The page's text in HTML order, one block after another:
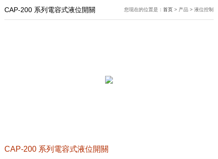
CAP-200 系列電容式液位開關 您现在的位置是：首页 > 产品 > 液位控制
CAP-200 系列電容式液位開關